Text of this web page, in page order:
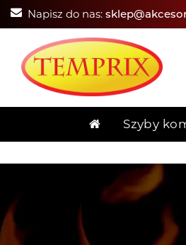
Napisz do nas:
Szyby